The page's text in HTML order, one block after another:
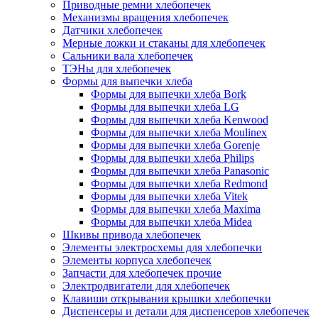
Приводные ремни хлебопечек
Механизмы вращения хлебопечек
Датчики хлебопечек
Мерные ложки и стаканы для хлебопечек
Сальники вала хлебопечек
ТЭНы для хлебопечек
Формы для выпечки хлеба
Формы для выпечки хлеба Bork
Формы для выпечки хлеба LG
Формы для выпечки хлеба Kenwood
Формы для выпечки хлеба Moulinex
Формы для выпечки хлеба Gorenje
Формы для выпечки хлеба Philips
Формы для выпечки хлеба Panasonic
Формы для выпечки хлеба Redmond
Формы для выпечки хлеба Vitek
Формы для выпечки хлеба Maxima
Формы для выпечки хлеба Midea
Шкивы привода хлебопечек
Элементы электросхемы для хлебопечки
Элементы корпуса хлебопечек
Запчасти для хлебопечек прочие
Электродвигатели для хлебопечек
Клавиши открывания крышки хлебопечки
Диспенсеры и детали для диспенсеров хлебопечек